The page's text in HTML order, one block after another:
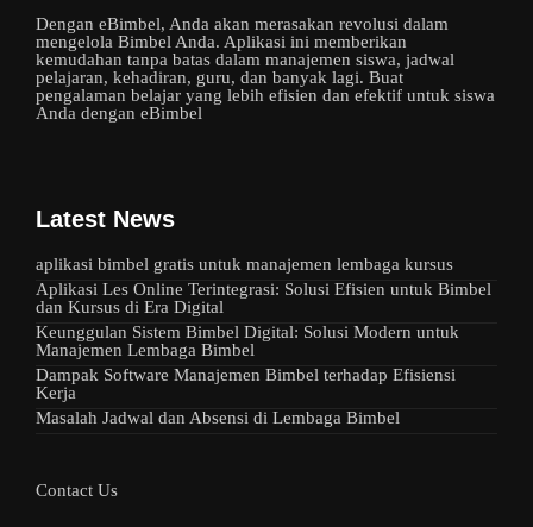
Dengan eBimbel, Anda akan merasakan revolusi dalam
mengelola Bimbel Anda. Aplikasi ini memberikan
kemudahan tanpa batas dalam manajemen siswa, jadwal
pelajaran, kehadiran, guru, dan banyak lagi. Buat
pengalaman belajar yang lebih efisien dan efektif untuk siswa
Anda dengan eBimbel
Latest News
aplikasi bimbel gratis untuk manajemen lembaga kursus
Aplikasi Les Online Terintegrasi: Solusi Efisien untuk Bimbel
dan Kursus di Era Digital
Keunggulan Sistem Bimbel Digital: Solusi Modern untuk
Manajemen Lembaga Bimbel
Dampak Software Manajemen Bimbel terhadap Efisiensi
Kerja
Masalah Jadwal dan Absensi di Lembaga Bimbel
Contact Us